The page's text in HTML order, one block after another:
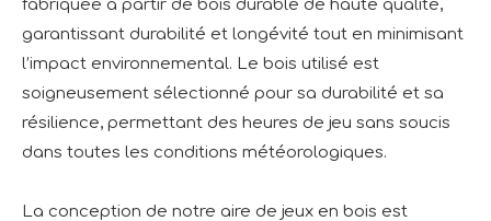
fabriquée à partir de bois durable de haute qualité,
garantissant durabilité et longévité tout en minimisant
l’impact environnemental. Le bois utilisé est
soigneusement sélectionné pour sa durabilité et sa
résilience, permettant des heures de jeu sans soucis
dans toutes les conditions météorologiques.
La conception de notre aire de jeux en bois est